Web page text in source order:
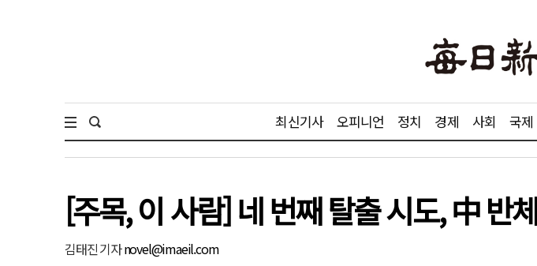
최신기사 오피니언 정치 경제 사회 국제
[주목, 이 사람] 네 번째 탈출 시도, 中 반
김태진 기자novel@imaeil.com